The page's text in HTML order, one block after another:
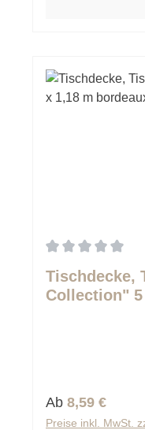
Tischdecke,
Collection"
Regulärer Preis:
Ab 8,59 €
Preise inkl. MwSt.